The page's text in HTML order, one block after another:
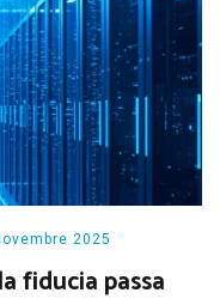
2025
fiducia passa